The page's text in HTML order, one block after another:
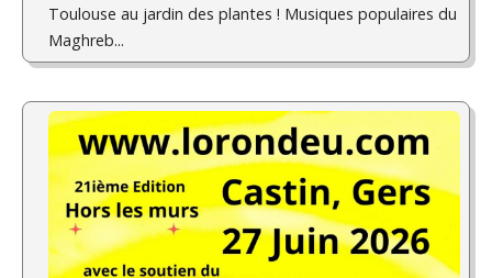
Toulouse au jardin des plantes ! Musiques populaires du
Maghreb...